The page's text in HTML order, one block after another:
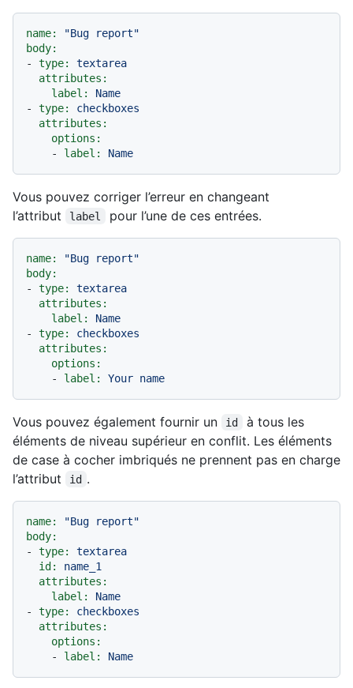
name:
"Bug report"
body:
-
type:
textarea
attributes:
label:
Name
-
type:
checkboxes
attributes:
options:
-
label: Name
Vous pouvez corriger l’erreur en changeant
l’attribut
label pour l’une de ces entrées.
name:
"Bug report"
body:
-
type:
textarea
attributes:
label:
Name
-
type:
checkboxes
attributes:
options:
-
label: Your name
Vous pouvez également fournir un id
à tous les
éléments de niveau supérieur en conflit. Les éléments
de case à cocher imbriqués ne prennent pas en charge
l’attribut
id .
name:
"Bug report"
body:
-
type:
textarea
id:
name_1
attributes:
label:
Name
-
type:
checkboxes
attributes:
options:
-
label: Name